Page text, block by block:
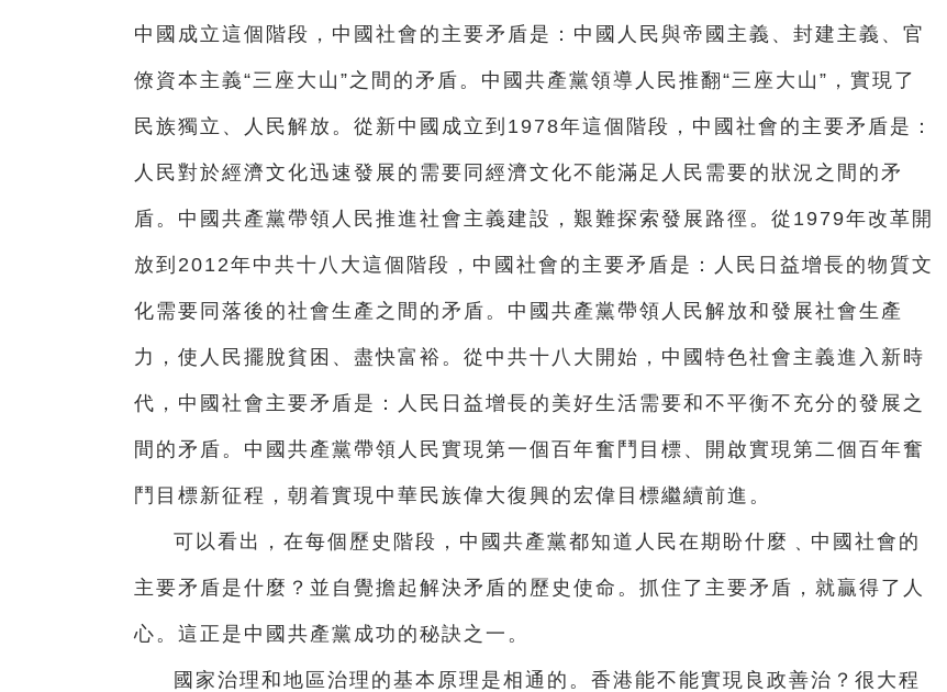
中國成立這個階段，中國社會的主要矛盾是：中國人民與帝國主義、封建主義、官
僚資本主義“三座大山”之間的矛盾。中國共產黨領導人民推翻“三座大山”，實現了
民族獨立、人民解放。從新中國成立到1978年這個階段，中國社會的主要矛盾是：
人民對於經濟文化迅速發展的需要同經濟文化不能滿足人民需要的狀況之間的矛
盾。中國共產黨帶領人民推進社會主義建設，艱難探索發展路徑。從1979年改革開
放到2012年中共十八大這個階段，中國社會的主要矛盾是：人民日益增長的物質文
化需要同落後的社會生產之間的矛盾。中國共產黨帶領人民解放和發展社會生產
力，使人民擺脫貧困、盡快富裕。從中共十八大開始，中國特色社會主義進入新時
代，中國社會主要矛盾是：人民日益增長的美好生活需要和不平衡不充分的發展之
間的矛盾。中國共產黨帶領人民實現第一個百年奮鬥目標、開啟實現第二個百年奮
鬥目標新征程，朝着實現中華民族偉大復興的宏偉目標繼續前進。
可以看出，在每個歷史階段，中國共產黨都知道人民在期盼什麼﹑中國社會的
主要矛盾是什麼？並自覺擔起解決矛盾的歷史使命。抓住了主要矛盾，就贏得了人
心。這正是中國共產黨成功的秘訣之一。
國家治理和地區治理的基本原理是相通的。香港能不能實現良政善治？很大程